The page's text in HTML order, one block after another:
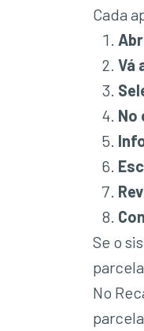
Cada
Vá
No
Se o
No